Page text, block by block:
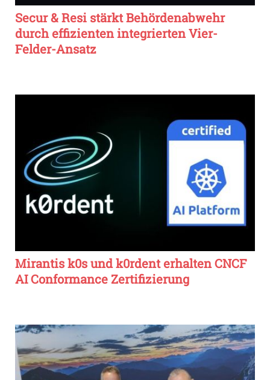
Secur & Resi stärkt Behördenabwehr
durch effizienten integrierten Vier-
Felder-Ansatz
Mirantis k0s und k0rdent erhalten CNCF
AI Conformance Zertifizierung